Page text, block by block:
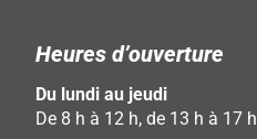
Heures d’ouverture
Du lundi au jeudi
De 8 h à 12 h, de 13 h à 17 h